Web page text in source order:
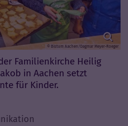
© Bistum Aachen/Dagmar Meyer-Roeger
Familienkirche Heilig
in Aachen setzt
für Kinder.